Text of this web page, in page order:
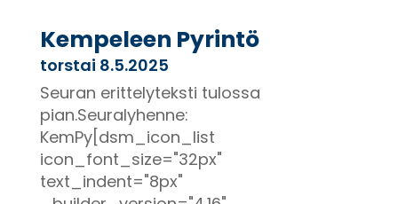
Kempeleen Pyrintö
torstai 8.5.2025
Seuran erittelyteksti tulossa
pian.Seuralyhenne:
KemPy[dsm_icon_list
icon_font_size="32px"
text_indent="8px"